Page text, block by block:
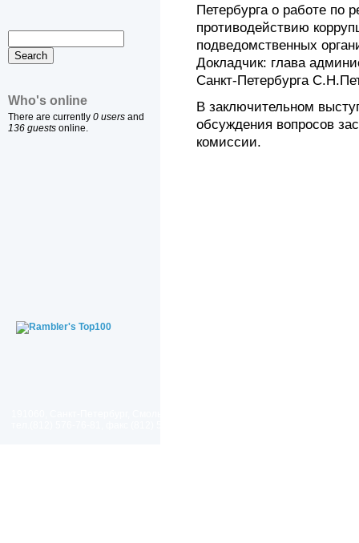
Who's online
There are currently 0 users and
136 guests online.
Петербурга о работе по
противодействию
подведомственных
Докладчик: глава
Санкт-Петербурга
В заключительном
обсуждения вопросов
комиссии.